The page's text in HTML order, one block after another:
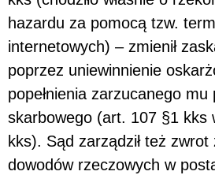
hazardu za pomocą tzw.
internetowych) – zmienił
poprzez uniewinnienie
popełnienia zarzucanego
skarbowego (art. 107 §1 kks
kks). Sąd zarządził też
dowodów rzeczowych w